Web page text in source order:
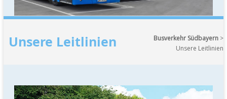
Unsere Leitlinien Busverkehr Südbayern >
Unsere Leitlinien